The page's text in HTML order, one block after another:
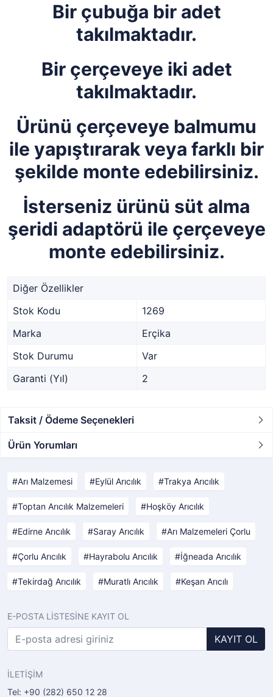
Bir çubuğa bir adet
takılmaktadır.
Bir çerçeveye iki adet
takılmaktadır.
Ürünü çerçeveye balmumu
ile yapıştırarak veya farklı bir
şekilde monte edebilirsiniz.
İsterseniz ürünü süt alma
şeridi adaptörü ile çerçeveye
monte edebilirsiniz.
Diğer Özellikler
Stok Kodu
1269
Marka
Erçika
Stok Durumu
Var
Garanti (Yıl)
2
Taksit / Ödeme Seçenekleri
Ürün Yorumları
Arı Malzemesi Eylül Arıcılık Trakya Arıcılık
Toptan Arıcılık Malzemeleri Hoşköy Arıcılık
Edirne Arıcılık Saray Arıcılık Arı Malzemeleri Çorlu
Çorlu Arıcılık Hayrabolu Arıcılık İğneada Arıcılık
Tekirdağ Arıcılık Muratlı Arıcılık Keşan Arıcılı
E-POSTA LİSTESİNE KAYIT OL
KAYIT OL
İLETİŞİM
Tel: +90 (282) 650 12 28